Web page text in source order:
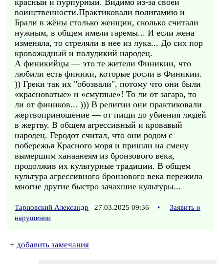
красный и пурпурный. Видимо из-за своей
воинственности.Практиковали полигамию и
Брали в жёны столько женщин, сколько считали
нужным, в общем имели гаремы... И если жена
изменяла, то стреляли в нее из лука... До сих пор
кровожадный и полудикий народец.
А финикийцы — это те жители Финикии, что
любили есть финики, которые росли в Финикии.
)) Греки так их "обозвали", потому что они были
«красноватые» и «смуглые»! То ли от загара, то
ли от фиников... ))) В религии они практиковали
жертвоприношение — от пищи до убиения людей
в жертву. В общем агрессивный и кровавый
народец. Геродот считал, что они родом с
побережья Красного моря и пришли на смену
вымершим ханаанеям из бронзового века,
продолжив их культурные традиции. В общем
культура агрессивного бронзового века пережила
многие другие быстро зачахшие культуры...
Тарновский Александр 27.03.2025 09:36 •
Заявить о
нарушении
+ добавить замечания